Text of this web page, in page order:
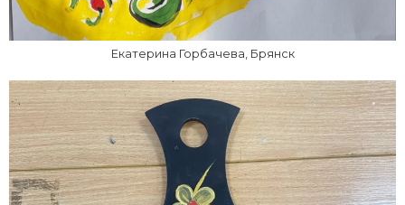
Екатерина Горбачева, Брянск